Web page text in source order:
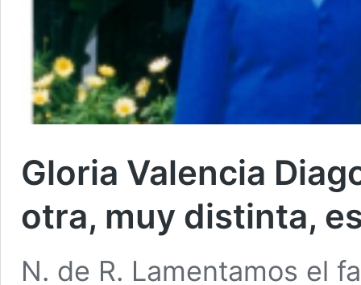
Gloria Valencia
otra, muy distinta,
N. de R. Lamentamos el